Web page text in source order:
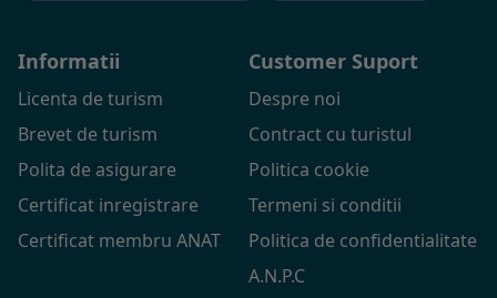
Informatii
Licenta de turism
Brevet de turism
Polita de asigurare
Certificat inregistrare
Certificat membru ANAT
Customer Suport
Despre noi
Contract cu turistul
Politica cookie
Termeni si conditii
Politica de confidentialitate
A.N.P.C